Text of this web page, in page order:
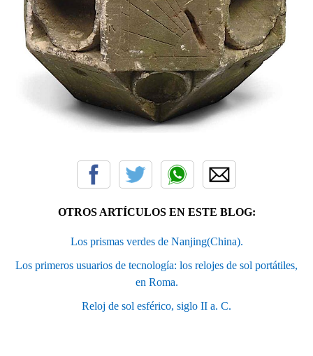
OTROS ARTÍCULOS EN ESTE BLOG:
Los prismas verdes de Nanjing(China).
Los primeros usuarios de tecnología: los relojes de sol portátiles,
en Roma.
Reloj de sol esférico, siglo II a. C.